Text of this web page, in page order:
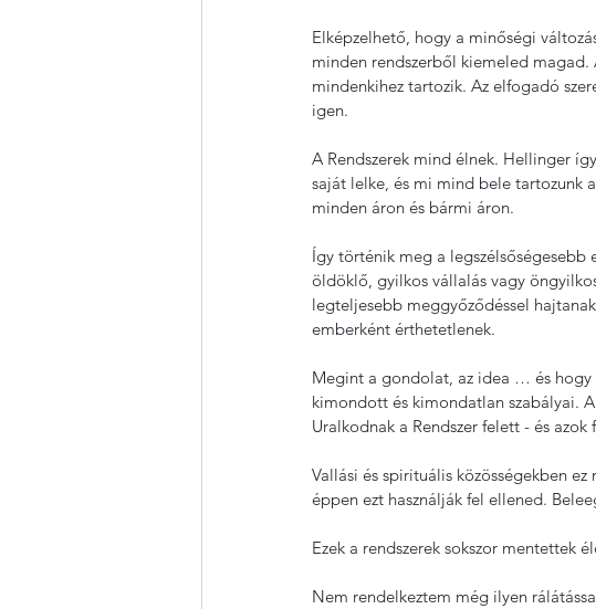
Elképzelhető, hogy a minőségi
minden rendszerből kiemeled magad.
mindenkihez tartozik. Az elfogadó
igen.
A Rendszerek mind élnek. Hellinger
saját lelke, és mi mind bele tartozunk
minden áron és bármi áron.
Így történik meg a legszélsőségesebb
öldöklő, gyilkos vállalás vagy
legteljesebb meggyőződéssel
emberként érthetetlenek.
Megint a gondolat, az idea … és hogy
kimondott és kimondatlan szabályai.
Uralkodnak a Rendszer felett - és
Vallási és spirituális közösségekben
éppen ezt használják fel ellened.
Ezek a rendszerek sokszor mentettek
Nem rendelkeztem még ilyen